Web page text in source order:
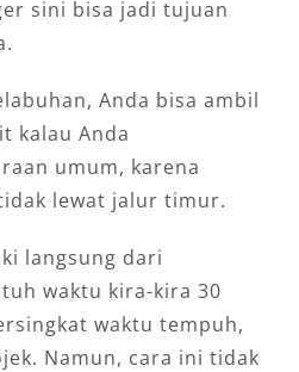
sini bisa jadi tujuan
Anda bisa ambil
kalau Anda
umum, karena
lewat jalur timur.
langsung dari
waktu kira-kira 30
waktu tempuh,
Namun, cara ini tidak